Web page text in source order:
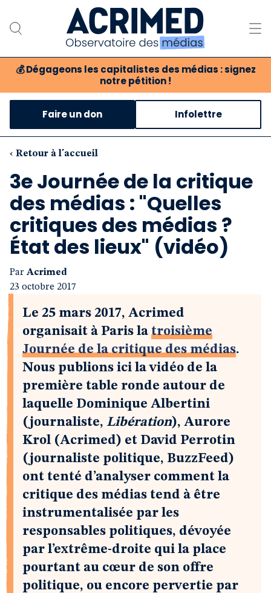
💰 Dégageons les capitalistes des médias : signez
notre pétition !
Notre association
Notre critique des médias
Nos propositions
Notre revue
Boutique
Faire un don Infolettre
‹ Retour à l'accueil
3e Journée de la critique
des médias : "Quelles
critiques des médias ?
État des lieux" (vidéo)
Par Acrimed
23 octobre 2017
Le 25 mars 2017, Acrimed
organisait à Paris la troisième
Journée de la critique des médias.
Nous publions ici la vidéo de la
première table ronde autour de
laquelle Dominique Albertini
(journaliste, Libération), Aurore
Krol (Acrimed) et David Perrotin
(journaliste politique, BuzzFeed)
ont tenté d’analyser comment la
critique des médias tend à être
instrumentalisée par les
responsables politiques, dévoyée
par l’extrême-droite qui la place
pourtant au cœur de son offre
politique, ou encore pervertie par